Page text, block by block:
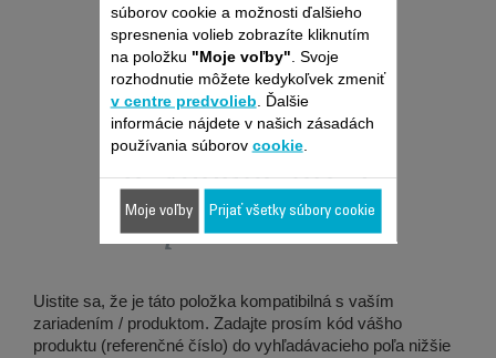
Je vhodné pre 1
produktov
Uistite sa, že je táto položka kompatibilná s vaším
zariadením / produktom. Zadajte prosím kód vášho
produktu (referenčné číslo) do vyhľadávacieho poľa nižšie
súborov cookie a možnosti ďalšieho
spresnenia volieb zobrazíte kliknutím
na položku "Moje voľby" . Svoje
rozhodnutie môžete kedykoľvek zmeniť
v centre predvolieb . Ďalšie
informácie nájdete v našich zásadách
používania súborov cookie.
Moje voľby Prijať všetky súbory cookie